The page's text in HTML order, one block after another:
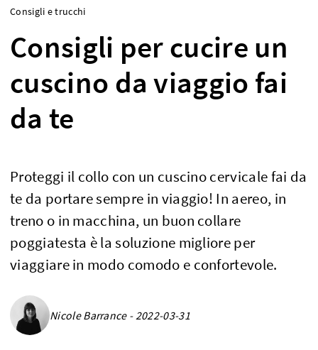
Consigli e trucchi
Consigli per cucire un
cuscino da viaggio fai
da te
Proteggi il collo con un cuscino cervicale fai da
te da portare sempre in viaggio! In aereo, in
treno o in macchina, un buon collare
poggiatesta è la soluzione migliore per
viaggiare in modo comodo e confortevole.
Nicole Barrance - 2022-03-31